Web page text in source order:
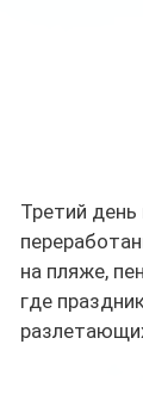
Третий
на пляже,
где